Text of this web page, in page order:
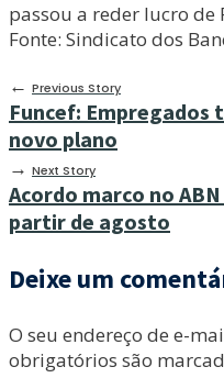
passou a reder lucro de
Fonte: Sindicato dos
← Previous Story
Funcef: Empregados
novo plano
→ Next Story
Acordo marco no
partir de agosto
Deixe um
O seu endereço de e-
obrigatórios são